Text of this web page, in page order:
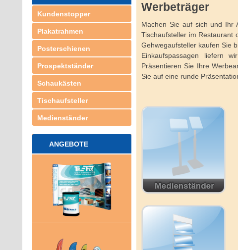
Kundenstopper
Plakatrahmen
Posterschienen
Prospektständer
Schaukästen
Tischaufsteller
Medienständer
ANGEBOTE
Werbeträger
Machen Sie auf sich und Ihr
Tischaufsteller im Restaurant
Gehwegaufsteller kaufen Sie
Einkaufspassagen liefern
Präsentieren Sie Ihre
Sie auf eine runde